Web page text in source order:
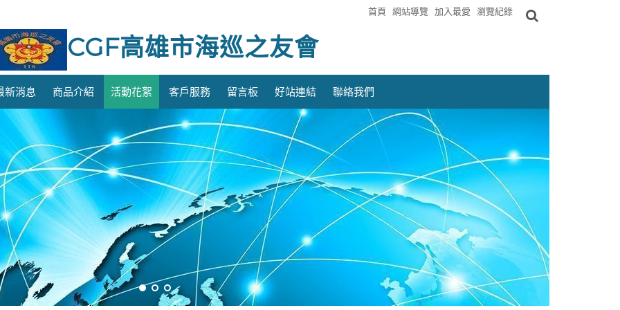
首頁 網站導覽 加入最愛 瀏覽紀錄
CGF高雄市海巡之友會
新消息 商品介紹 活動花絮 客戶服務 留言板 好站連結 聯絡我們